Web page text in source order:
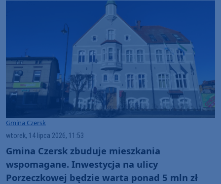
Gmina Czersk
wtorek, 14 lipca 2026, 11:53
Gmina Czersk zbuduje mieszkania
wspomagane. Inwestycja na ulicy
Porzeczkowej będzie warta ponad 5 mln zł